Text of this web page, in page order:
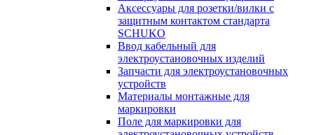
Аксессуары для розетки/вилки с
защитным контактом стандарта
SCHUKO
Ввод кабельный для
электроустановочных изделий
Запчасти для электроустановочных
устройств
Материалы монтажные для
маркировки
Поле для маркировки для